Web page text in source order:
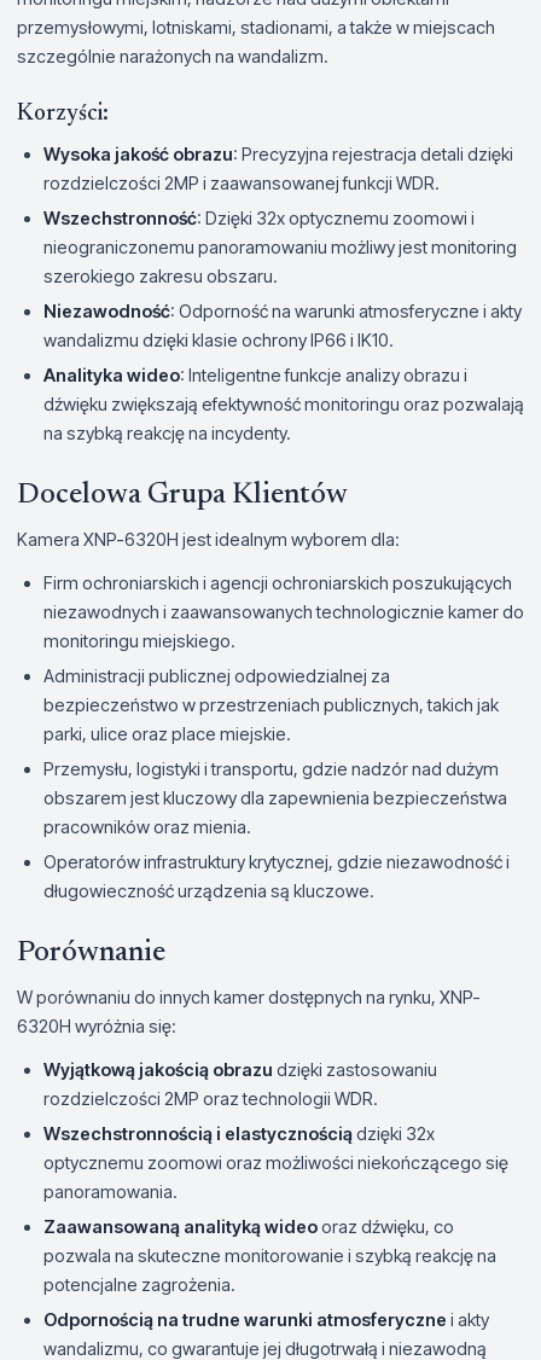
przemysłowymi, lotniskami, stadionami, a także w miejscach
szczególnie narażonych na wandalizm.
Korzyści:
Wysoka jakość obrazu: Precyzyjna rejestracja detali dzięki
rozdzielczości 2MP i zaawansowanej funkcji WDR.
Wszechstronność: Dzięki 32x optycznemu zoomowi i
nieograniczonemu panoramowaniu możliwy jest monitoring
szerokiego zakresu obszaru.
Niezawodność: Odporność na warunki atmosferyczne i akty
wandalizmu dzięki klasie ochrony IP66 i IK10.
Analityka wideo: Inteligentne funkcje analizy obrazu i
dźwięku zwiększają efektywność monitoringu oraz pozwalają
na szybką reakcję na incydenty.
Docelowa Grupa Klientów
Kamera XNP-6320H jest idealnym wyborem dla:
Firm ochroniarskich i agencji ochroniarskich poszukujących
niezawodnych i zaawansowanych technologicznie kamer do
monitoringu miejskiego.
Administracji publicznej odpowiedzialnej za
bezpieczeństwo w przestrzeniach publicznych, takich jak
parki, ulice oraz place miejskie.
Przemysłu, logistyki i transportu, gdzie nadzór nad dużym
obszarem jest kluczowy dla zapewnienia bezpieczeństwa
pracowników oraz mienia.
Operatorów infrastruktury krytycznej, gdzie niezawodność i
długowieczność urządzenia są kluczowe.
Porównanie
W porównaniu do innych kamer dostępnych na rynku, XNP-
6320H wyróżnia się:
Wyjątkową jakością obrazu dzięki zastosowaniu
rozdzielczości 2MP oraz technologii WDR.
Wszechstronnością i elastycznościądzięki 32x
optycznemu zoomowi oraz możliwości niekończącego się
panoramowania.
Zaawansowaną analityką wideooraz dźwięku, co
pozwala na skuteczne monitorowanie i szybką reakcję na
potencjalne zagrożenia.
Odpornością na trudne warunki atmosferyczne i akty
wandalizmu, co gwarantuje jej długotrwałą i niezawodną